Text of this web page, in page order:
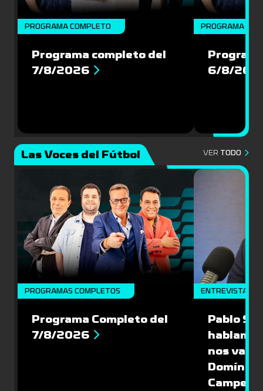
PROGRAMA COMPLETO
Programa completo del
7/8/2026
PROGRAMA
6/8/
Las Voces del Fútbol VER TODO
PROGRAMAS COMPLETOS
Programa Completo del
7/8/2026
ENTREVISTA
Pablo
nos